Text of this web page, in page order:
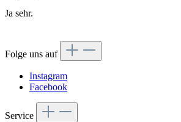
Ja sehr.
Folge uns auf
Instagram
Facebook
Service